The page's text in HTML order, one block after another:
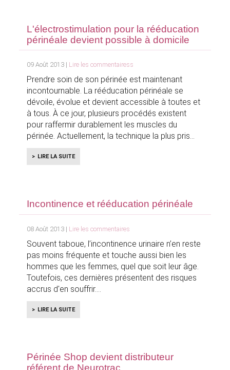
L'électrostimulation pour la rééducation
périnéale devient possible à domicile
09 Août 2013 | Lire les commentairess
Prendre soin de son périnée est maintenant
incontournable. La rééducation périnéale se
dévoile, évolue et devient accessible à toutes et
à tous. À ce jour, plusieurs procédés existent
pour raffermir durablement les muscles du
périnée. Actuellement, la technique la plus pris
LIRE LA SUITE
Incontinence et rééducation périnéale
08 Août 2013 | Lire les commentaires
Souvent taboue, l’incontinence urinaire n’en reste
pas moins fréquente et touche aussi bien les
hommes que les femmes, quel que soit leur âge.
Toutefois, ces dernières présentent des risques
accrus d'en souffrir.
LIRE LA SUITE
Périnée Shop devient distributeur
référent de Neurotrac